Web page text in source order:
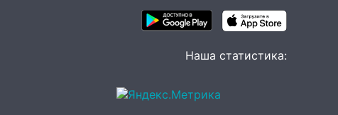
Наша статистика: